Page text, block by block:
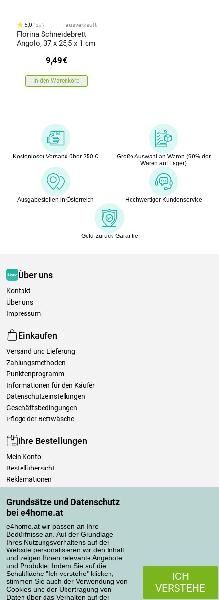
Grundsätze und Datenschutz
bei e4home.at
e4home.at wir passen an Ihre
Bedürfnisse an. Auf der Grundlage
Ihres Nutzungsverhaltens auf der
Website personalisieren wir den Inhalt
und zeigen Ihnen relevante Angebote
und Produkte. Indem Sie auf die
Schaltfläche "Ich verstehe" klicken,
stimmen Sie auch der Verwendung von
Cookies und der Übertragung von
Daten über das Verhalten auf der
ICH
VERSTEHE
5,0 2x ausverkauft
Florina Schneidebrett
Angolo, 37 x 25,5 x 1 cm
9,49€
In den Warenkorb
Kostenloser Versand über 250 €
Große Auswahl an Waren (99% der
Waren auf Lager)
Ausgabestellen in Österreich Hochwertiger Kundenservice
Geld-zurück-Garantie
Über uns
Kontakt
Über uns
Impressum
Einkaufen
Versand und Lieferung
Zahlungsmethoden
Punktenprogramm
Informationen für den Käufer
Datenschutzeinstellungen
Geschäftsbedingungen
Pflege der Bettwäsche
Ihre Bestellungen
Mein Konto
Bestellübersicht
Reklamationen
Einfach mehr wissen
Richtlinien zur Verarbeitung von Bewertungen
Transportarten
Zahlungsmethoden